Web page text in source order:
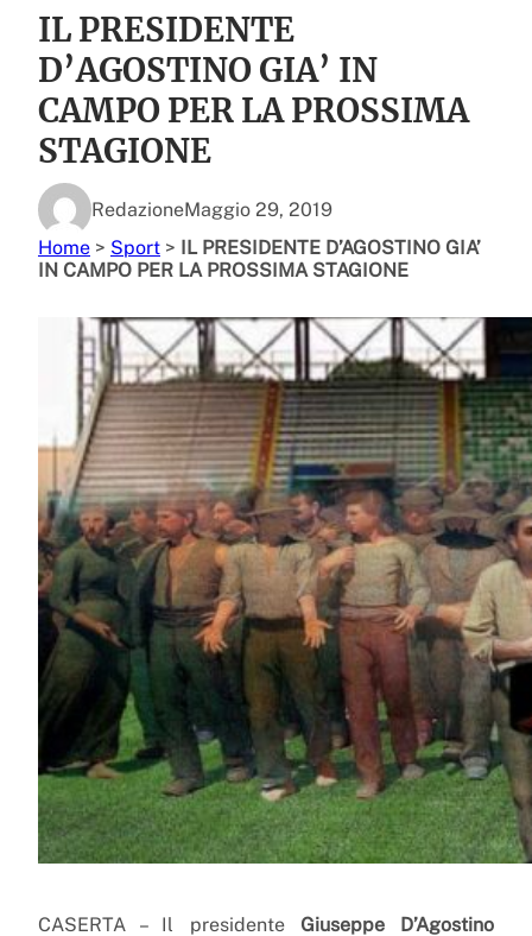
IL PRESIDENTE
D’AGOSTINO GIA’ IN
CAMPO PER LA PROSSIMA
STAGIONE
RedazioneMaggio 29, 2019
Home > Sport > IL PRESIDENTE D’AGOSTINO GIA’
IN CAMPO PER LA PROSSIMA STAGIONE
CASERTA – Il presidente Giuseppe D’Agostino